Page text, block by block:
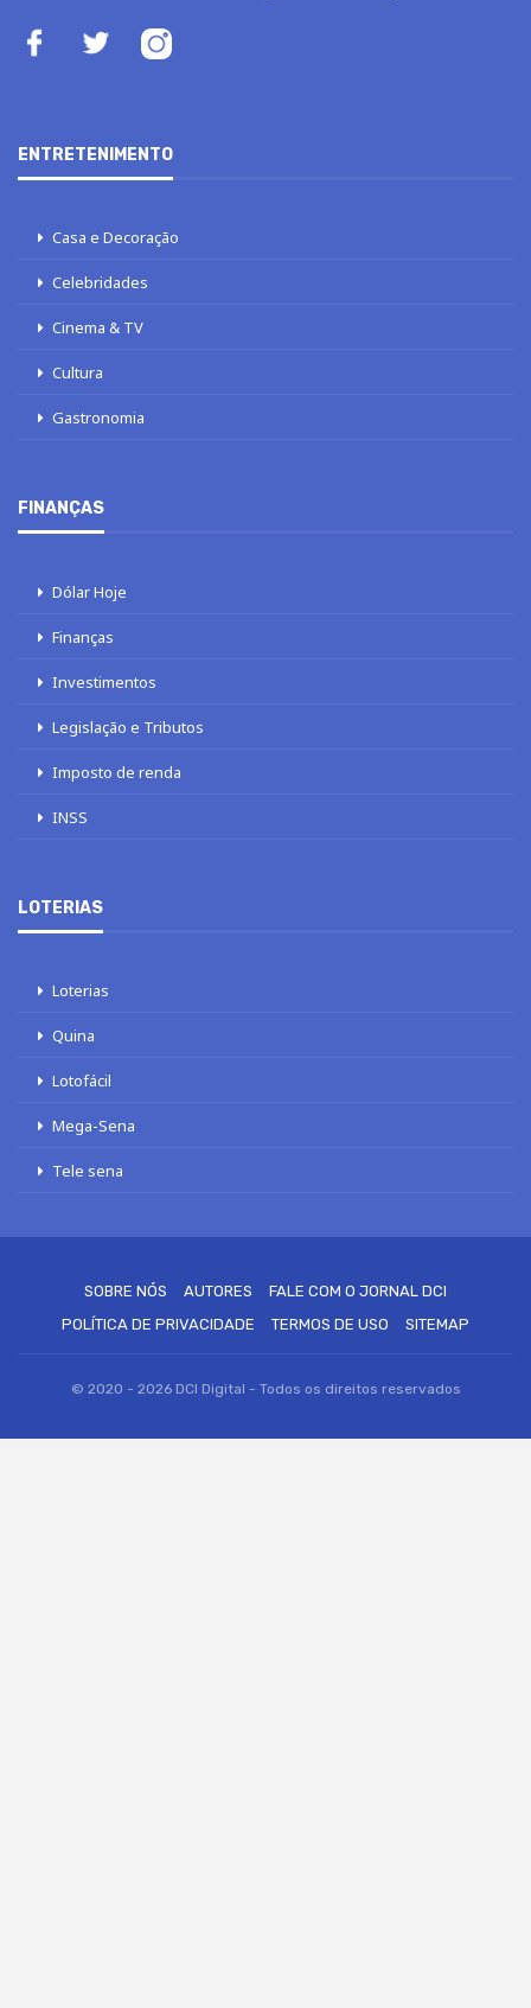
ENTRETENIMENTO
Casa e Decoração
Celebridades
Cinema & TV
Cultura
Gastronomia
FINANÇAS
Dólar Hoje
Finanças
Investimentos
Legislação e Tributos
Imposto de renda
INSS
LOTERIAS
Loterias
Quina
Lotofácil
Mega-Sena
Tele sena
SOBRE NÓS AUTORES
FALE COM O JORNAL DCI
POLÍTICA DE PRIVACIDADE
TERMOS DE USO SITEMAP
© 2020 - 2026 DCI Digital - Todos os direitos reservados